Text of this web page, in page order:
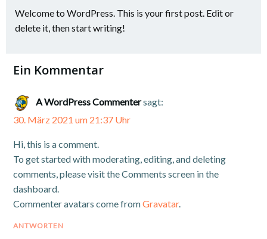
Welcome to WordPress. This is your first post. Edit or
delete it, then start writing!
Ein Kommentar
A WordPress Commentersagt:
30. März 2021 um 21:37 Uhr
Hi, this is a comment.
To get started with moderating, editing, and deleting
comments, please visit the Comments screen in the
dashboard.
Commenter avatars come fromGravatar.
ANTWORTEN